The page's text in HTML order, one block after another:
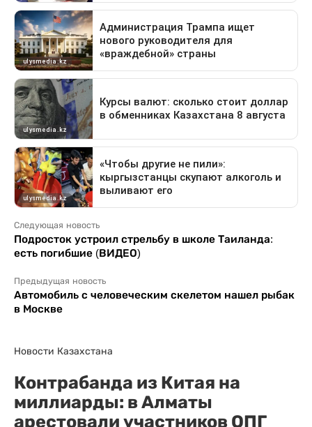
Следующая новость
Подросток устроил стрельбу в школе Таиланда:
есть погибшие (ВИДЕО)
Предыдущая новость
Автомобиль с человеческим скелетом нашел рыбак
в Москве
Новости Казахстана
Контрабанда из Китая на
миллиарды: в Алматы
арестовали участников ОПГ